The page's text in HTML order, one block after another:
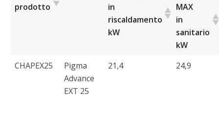
prodotto
in
riscaldamento
kW
MAX
in
sanitario
kW
CHAPEX25
Pigma
Advance
EXT 25
21,4 24,9